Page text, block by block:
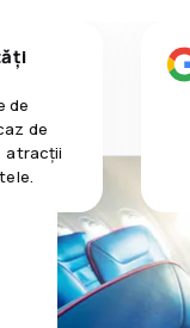
de
de
atracții